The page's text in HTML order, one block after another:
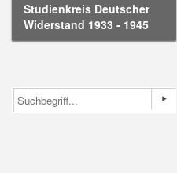
Studienkreis Deutscher
Widerstand 1933 - 1945